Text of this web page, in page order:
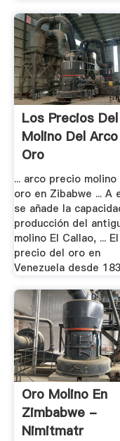
Los Precios Del
Molino Del
Oro
... arco precio molino
oro en Zibabwe ... A
se añade la
producción del
molino El Callao, ... El
precio del oro en
Venezuela desde
Oro Molino En
Zimbabwe -
Nimitmatr